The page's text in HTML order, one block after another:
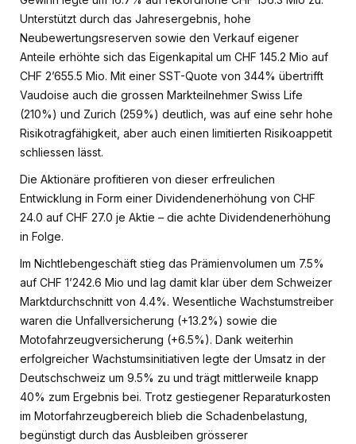
Unterstützt durch das Jahresergebnis, hohe
Neubewertungsreserven sowie den Verkauf eigener
Anteile erhöhte sich das Eigenkapital um CHF 145.2 Mio auf
CHF 2’655.5 Mio. Mit einer SST-Quote von 344% übertrifft
Vaudoise auch die grossen Markteilnehmer Swiss Life
(210%) und Zurich (259%) deutlich, was auf eine sehr hohe
Risikotragfähigkeit, aber auch einen limitierten Risikoappetit
schliessen lässt.
Die Aktionäre profitieren von dieser erfreulichen
Entwicklung in Form einer Dividendenerhöhung von CHF
24.0 auf CHF 27.0 je Aktie – die achte Dividendenerhöhung
in Folge.
Im Nichtlebengeschäft stieg das Prämienvolumen um 7.5%
auf CHF 1’242.6 Mio und lag damit klar über dem Schweizer
Marktdurchschnitt von 4.4%. Wesentliche Wachstumstreiber
waren die Unfallversicherung (+13.2%) sowie die
Motofahrzeugversicherung (+6.5%). Dank weiterhin
erfolgreicher Wachstumsinitiativen legte der Umsatz in der
Deutschschweiz um 9.5% zu und trägt mittlerweile knapp
40% zum Ergebnis bei. Trotz gestiegener Reparaturkosten
im Motorfahrzeugbereich blieb die Schadenbelastung,
begünstigt durch das Ausbleiben grösserer